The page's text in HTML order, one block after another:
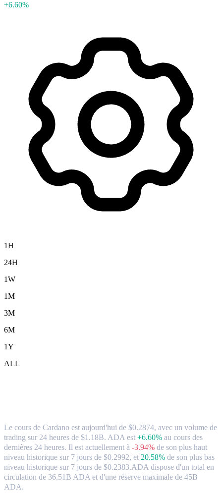
+6.60%
1H
24H
1W
1M
3M
6M
1Y
ALL
Le cours de Cardano est aujourd'hui de $0.2874, avec un volume de
trading sur 24 heures de $1.18B. ADA est +6.60% au cours des
dernières 24 heures. Il est actuellement à -3.94% de son plus haut
niveau historique sur 7 jours de $0.2992, et 20.58% de son plus bas
niveau historique sur 7 jours de $0.2383.ADA dispose d'un total en
circulation de 36.51B ADA et d'une réserve maximale de 45B
ADA.